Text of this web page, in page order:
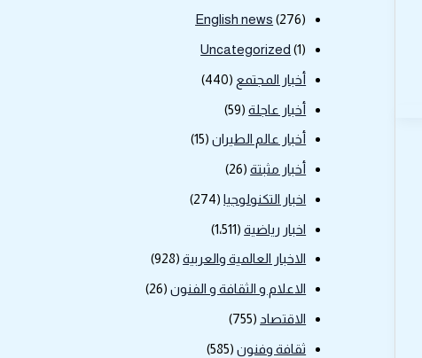
English news (276)
Uncategorized (1)
أخبار المجتمع (440)
أخبار عاجلة(59)
أخبار عالم الطيران(15)
أخبار مثبتة(26)
اخبار التكنولوجيا(274)
اخبار رياضية(1٬511)
الاخبار العالمية والعربية(928)
الاعلام و الثقافة و الفنون(26)
الاقتصاد (755)
ثقافة وفنون(585)